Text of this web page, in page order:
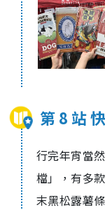
第 8 站
行完年宵當
檔」，有多
末黑松露薯